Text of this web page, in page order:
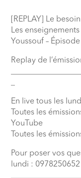
[REPLAY] Le
Les
Youssouf – Épisode
Replay de
En live tous les
Toutes les
YouTube
Toutes les
Pour poser vos
lundi :